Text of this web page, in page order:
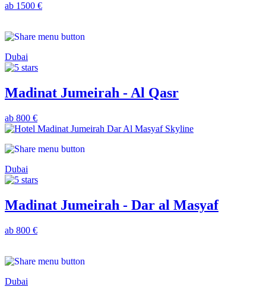
ab 1500 €
Dubai
Madinat Jumeirah - Al Qasr
ab 800 €
Dubai
Madinat Jumeirah - Dar al Masyaf
ab 800 €
Dubai